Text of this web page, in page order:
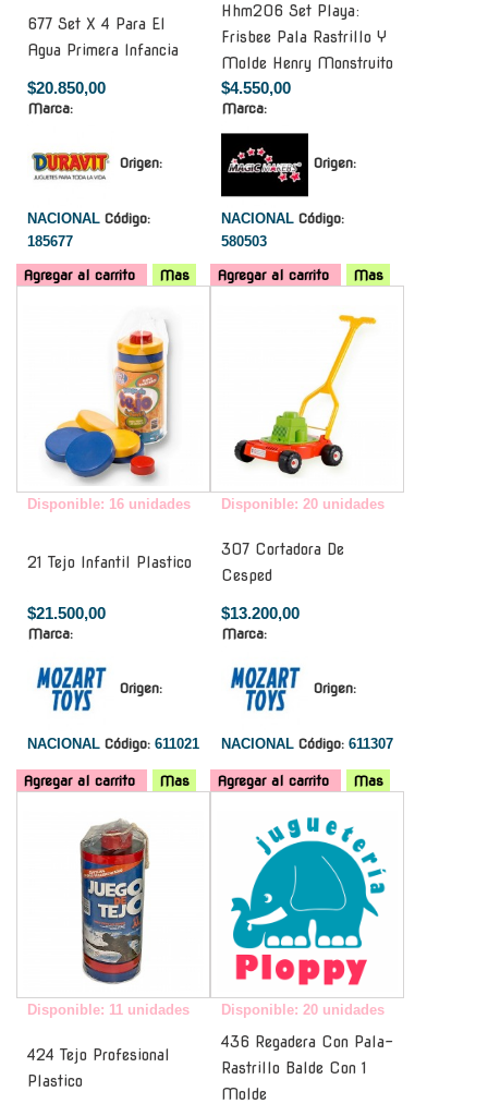
677 Set X 4 Para El
Agua Primera Infancia
$20.850,00
Marca:
Origen:
NACIONAL Código:
185677
Agregar al carrito Mas
Hhm206 Set Playa:
Frisbee Pala Rastrillo Y
Molde Henry Monstruito
$4.550,00
Marca:
Origen:
NACIONAL Código:
580503
Agregar al carrito
Mas
Disponible: 16 unidades
21 Tejo Infantil Plastico
$21.500,00
Marca:
Origen:
NACIONAL Código: 611021
Agregar al carrito Mas
Disponible: 20 unidades
307 Cortadora De
Cesped
$13.200,00
Marca:
Origen:
NACIONAL Código: 611307
Agregar al carrito
Mas
Disponible: 11 unidades
424 Tejo Profesional
Plastico
Disponible: 20 unidades
436 Regadera Con Pala-
Rastrillo Balde Con 1
Molde